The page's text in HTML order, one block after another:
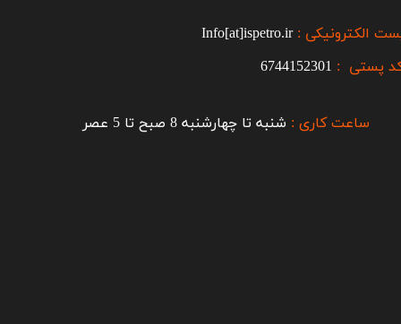
ساعت کاری : شنبه تا چهارشنبه 8 صبح تا 5 عصر
الکترونیکی :Info[at]ispetro.ir
پستی : 6744152301